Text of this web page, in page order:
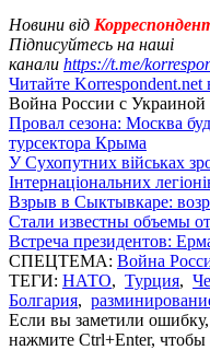
Новини від
Підписуйтесь на наші
канали https://t.me/
Читайте Korrespondent.net
Война России с Украиной
Провал сезона: Москва
турсектора Крыма
У Сухопутних військах
Інтернаціональних
Взрыв в Сыктывкаре:
Стали известны объемы
Встреча президентов:
СПЕЦТЕМА: Война
ТЕГИ: НАТО, Турция,
Болгария,
Если вы заметили
нажмите Ctrl+Enter,